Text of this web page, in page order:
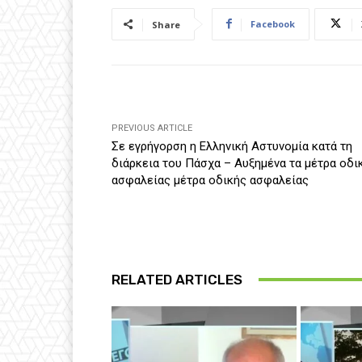
Share Facebook
PREVIOUS ARTICLE
Σε εγρήγορση η Ελληνική Αστυνομία κατά τη
διάρκεια του Πάσχα – Αυξημένα τα μέτρα
ασφαλείας μέτρα οδικής ασφαλείας
RELATED ARTICLES